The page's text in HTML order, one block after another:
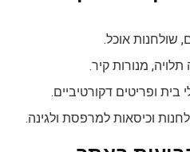
שולחנות אוכל.
מנורות קיר.
בית ופריטים דקורטיביים.
וכיסאות למרפסת ולגינה.